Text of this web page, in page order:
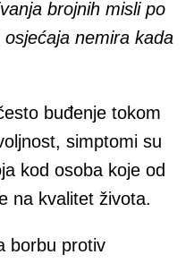
brojnih misli po
nemira kada
buđenje tokom
simptomi su
kod osoba koje od
na kvalitet života.
borbu protiv